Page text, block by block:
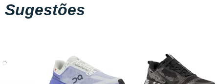
Sugestões